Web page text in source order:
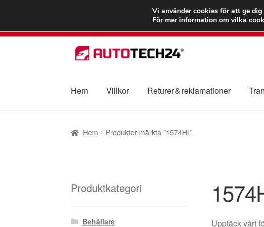
FRAKT från 75 kr
Hoppa
till
Hoppa
till
Hem Villkor Returer & reklamationer
Hem Produkter märkta ”1574HL”
Upptäck vårt
Produktkategori
Behållare
Vi använder cookies för att ge
För mer information om vilka